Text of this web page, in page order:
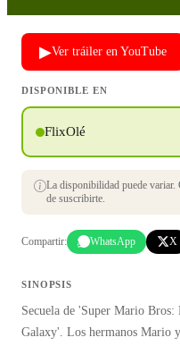
▶Ver tráiler en YouTube
DISPONIBLE EN
FlixOlé
La disponibilidad puede variar.
de suscribirte.
Compartir: WhatsApp X
SINOPSIS
Secuela de 'Super Mario
Galaxy'. Los hermanos Mario